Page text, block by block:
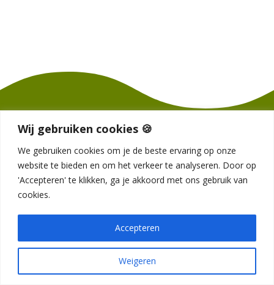
Wij gebruiken cookies 🍪
We gebruiken cookies om je de beste ervaring op onze
website te bieden en om het verkeer te analyseren. Door op
'Accepteren' te klikken, ga je akkoord met ons gebruik van
cookies.
Weigeren
Accepteren
ERVARINGEN VAN
ANDEREN
warme manier contact, waardoor